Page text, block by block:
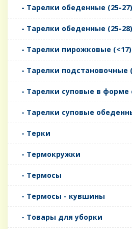
- Тарелки обеденные (25-27)
- Тарелки обеденные (25-28)
- Тарелки пирожковые (<17)
- Тарелки подстановочные
- Тарелки суповые в форме
- Тарелки суповые
- Терки
- Термокружки
- Термосы
- Термосы - кувшины
- Товары для уборки